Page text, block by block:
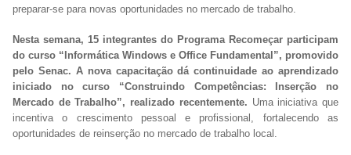
preparar-se para novas oportunidades no mercado de trabalho.
Nesta semana, 15 integrantes do Programa Recomeçar participam
do curso “Informática Windows e Office Fundamental”, promovido
pelo Senac. A nova capacitação dá continuidade ao aprendizado
iniciado no curso “Construindo Competências: Inserção no
Mercado de Trabalho”, realizado recentemente. Uma iniciativa que
incentiva o crescimento pessoal e profissional, fortalecendo as
oportunidades de reinserção no mercado de trabalho local.